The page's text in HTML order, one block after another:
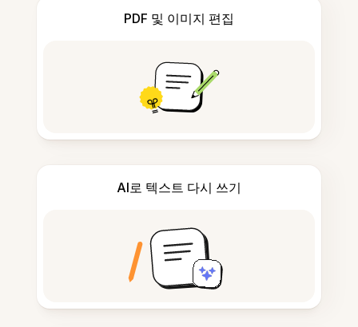
PDF 및 이미지 편집
AI로 텍스트 다시 쓰기